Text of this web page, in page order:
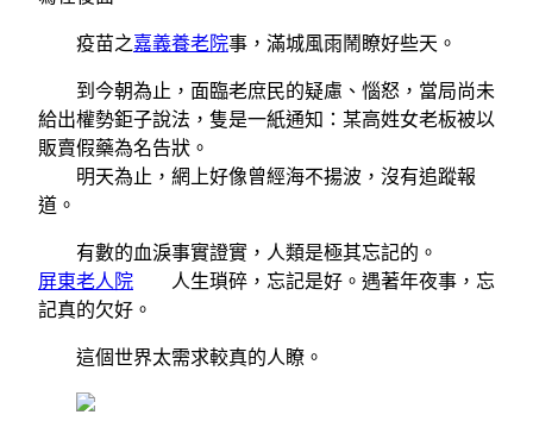
疫苗之嘉義養老院事，滿城風雨鬧瞭好些天。
到今朝為止，面臨老庶民的疑慮、惱怒，當局尚未
給出權勢鉅子說法，隻是一紙通知：某高姓女老板被以
販賣假藥為名告狀。
明天為止，網上好像曾經海不揚波，沒有追蹤報
道。
有數的血淚事實證實，人類是極其忘記的。
屏東老人院 人生瑣碎，忘記是好。遇著年夜事，忘
記真的欠好。
這個世界太需求較真的人瞭。